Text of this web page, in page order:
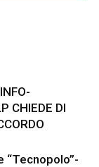
CHIEDE DI
“Tecnopolo”-